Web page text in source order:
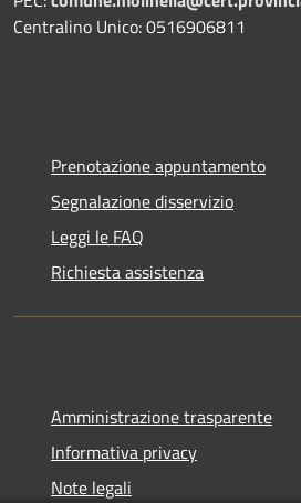
Centralino Unico: 0516906811
Prenotazione appuntamento
Segnalazione disservizio
Leggi le FAQ
Richiesta assistenza
Amministrazione trasparente
Informativa privacy
Note legali